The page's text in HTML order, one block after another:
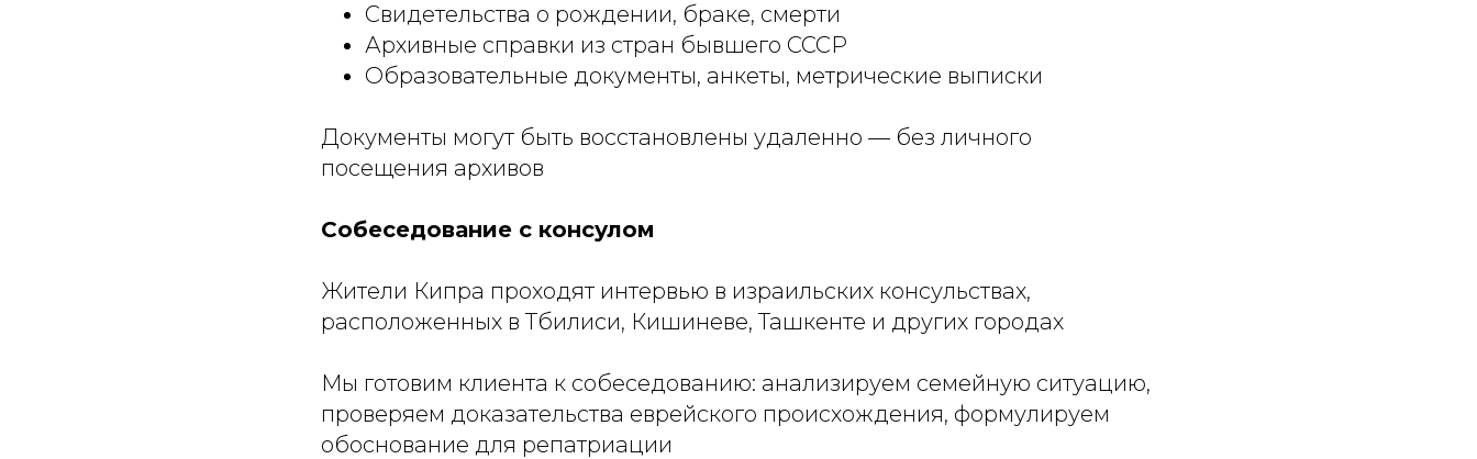
Свидетельства о рождении, браке, смерти
Архивные справки из стран бывшего СССР
Образовательные документы, анкеты, метрические выписки
Документы могут быть восстановлены удаленно — без личного
посещения архивов
Собеседование с консулом
Жители Кипра проходят интервью в израильских консульствах,
расположенных в Тбилиси, Кишиневе, Ташкенте и других городах
Мы готовим клиента к собеседованию: анализируем семейную ситуацию,
проверяем доказательства еврейского происхождения, формулируем
обоснование для репатриации